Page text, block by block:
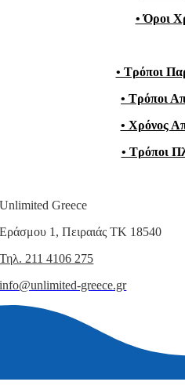
• Όροι
• Τρόποι
• Τρόποι
• Χρόνος
• Τρόποι
Unlimited Greece
Εράσμου 1, Πειραιάς ΤΚ 18540
Τηλ. 211 4106 275
info@unlimited-greece.gr